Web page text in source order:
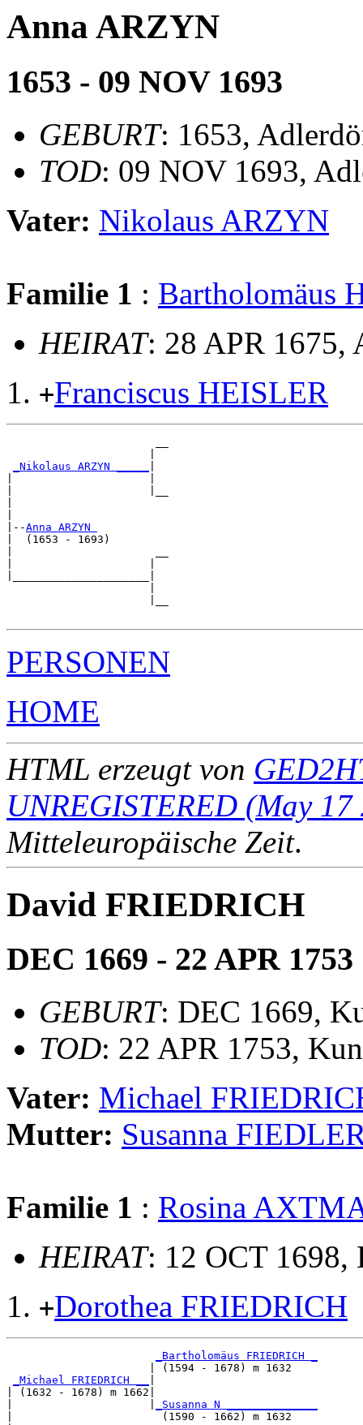
Anna ARZYN
1653 - 09 NOV 1693
GEBURT: 1653,
TOD: 09 NOV 1693,
Vater: Nikolaus ARZYN
Familie 1 : Bartholomäus
HEIRAT: 28 APR 1675,
+Franciscus HEISLER
_Nikolaus ARZYN _____
|--Anna ARZYN
|  (1653 - 1693)
PERSONEN
HOME
HTML erzeugt von
UNREGISTERED (May 17
Mitteleuropäische Zeit.
David FRIEDRICH
DEC 1669 - 22 APR 1753
GEBURT: DEC 1669,
TOD: 22 APR 1753,
Vater: Michael
Mutter: Susanna
Familie 1 : Rosina
HEIRAT: 12 OCT 1698,
+Dorothea FRIEDRICH
_Bartholomäus FRIEDRICH _
                      | (1594 - 1678) m 1632
_Michael FRIEDRICH __
| (1632 - 1678) m 1662|
_Susanna N ______________
|                       (1590 - 1662) m 1632